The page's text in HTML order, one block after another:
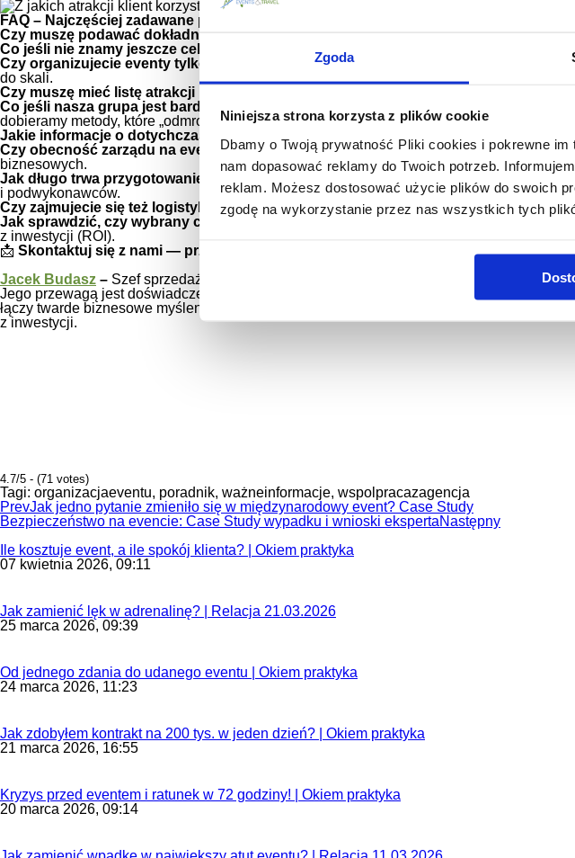
Zgoda
Niniejsza strona korzysta z plików cookie
Dbamy o Twoją prywatność Pliki cookies i pokrewne
nam dopasować reklamy do Twoich potrzeb.
reklam. Możesz dostosować użycie plików do swoich
zgodę na wykorzystanie przez nas wszystkich tych
FAQ – Najczęściej zadawane pytania ❓
Czy muszę podawać dokładny budżet już w pierwszym zapytaniu?
Wystarczy
Co jeśli nie znamy jeszcze celu wyjazdu?
To żaden problem! Chętnie pomożemy go
Czy organizujecie eventy tylko dla dużych korporacji?
Nie, pracujemy z grupami o
do skali.
Czy muszę mieć listę atrakcji przed kontaktem z agencją?
Absolutnie nie. Wystarczy,
Co jeśli nasza grupa jest bardzo specyficzna i trudna do zaangażowania?
To nasza
dobieramy metody, które „odmrożą” każdą grupę.
Jakie informacje o dotychczasowych eventach są najważniejsze?
Przede wszystkim
Czy obecność zarządu na evencie zmienia sposób jego planowania?Tak, zazwyczaj
biznesowych.
Jak długo trwa przygotowanie spersonalizowanego eventu?
Idealnie jest zacząć
i podwykonawców.
Czy zajmujecie się też logistyką (transport, noclegi)?Tak, oferujemy kompleksowe
Jak sprawdzić, czy wybrany cel eventu został osiągnięty?
Stosujemy ankiety
z inwestycji (ROI).
📩 Skontaktuj się z nami — przygotujemy scenariusz dopasowany do celów Twojej
Jacek Budasz – Szef sprzedaży w Projekt Efektywny Events&Travel Sp. z o.o. Z branżą
Jego przewagą jest doświadczenie zdobyte „na froncie” – zarówno przy projektowaniu
łączy twarde biznesowe myślenie z kreatywną energią. Wierzy, że event nie ma być
z inwestycji.
4.7/5 - (71 votes)
Tagi: organizacjaeventu, poradnik, ważneinformacje, wspolpracazagencja
PrevJak jedno pytanie zmieniło się w międzynarodowy event? Case Study
Bezpieczeństwo na evencie: Case Study wypadku i wnioski ekspertaNastępny
Ile kosztuje event, a ile spokój klienta? | Okiem praktyka
07 kwietnia 2026, 09:11
Jak zamienić lęk w adrenalinę? | Relacja 21.03.2026
25 marca 2026, 09:39
Od jednego zdania do udanego eventu | Okiem praktyka
24 marca 2026, 11:23
Jak zdobyłem kontrakt na 200 tys. w jeden dzień? | Okiem praktyka
21 marca 2026, 16:55
Kryzys przed eventem i ratunek w 72 godziny! | Okiem praktyka
20 marca 2026, 09:14